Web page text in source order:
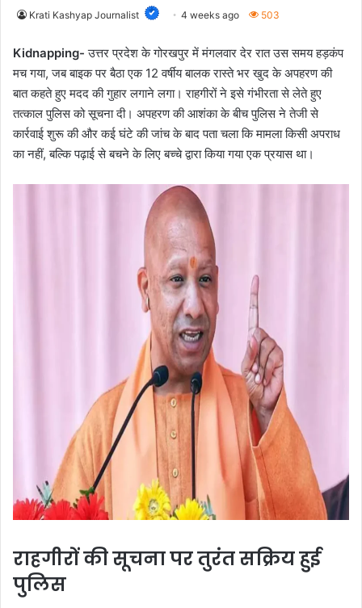
Krati Kashyap Journalist 4 weeks ago 503
Kidnapping- उत्तर प्रदेश के गोरखपुर में मंगलवार देर रात उस समय हड़कंप
मच गया, जब बाइक पर बैठा एक 12 वर्षीय बालक रास्ते भर खुद के अपहरण की
बात कहते हुए मदद की गुहार लगाने लगा। राहगीरों ने इसे गंभीरता से लेते हुए
तत्काल पुलिस को सूचना दी। अपहरण की आशंका के बीच पुलिस ने तेजी से
कार्रवाई शुरू की और कई घंटे की जांच के बाद पता चला कि मामला किसी अपराध
का नहीं, बल्कि पढ़ाई से बचने के लिए बच्चे द्वारा किया गया एक प्रयास था।
राहगीरों की सूचना पर तुरंत सक्रिय हुई
पुलिस